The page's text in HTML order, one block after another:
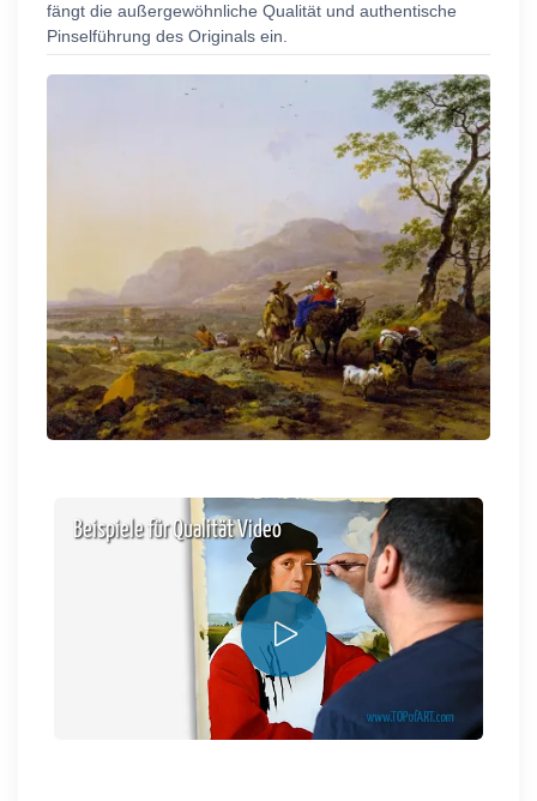
fängt die außergewöhnliche Qualität und authentische
Pinselführung des Originals ein.
Beispiele für Qualität Video